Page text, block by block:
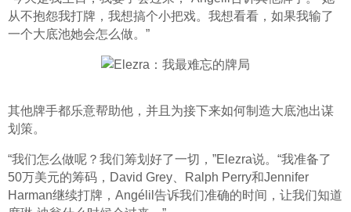
从不抱怨我打牌，我想搞个小把戏。我想看看，如果我输了
一个大底池她会怎么做。”
其他牌手都乐意帮助他，并且为接下来如何制造大底池出谋
划策。
“我们怎么做呢？我们筹划好了一切，”Elezra说。“我准备了
50万美元的筹码，David Grey、Ralph Perry和Jennifer
Harman继续打牌，Angélil告诉我们准确的时间，让我们知道